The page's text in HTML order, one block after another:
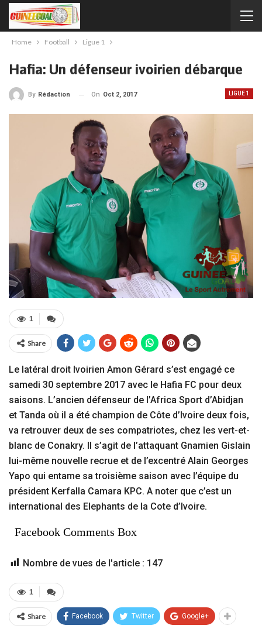
Home Football Ligue 1
Hafia: Un défenseur ivoirien débarque
LIGUE 1
By Rédaction On Oct 2, 2017
1
Share
Le latéral droit Ivoirien Amon Gérard s’est engagé ce
samedi 30 septembre 2017 avec le Hafia FC pour deux
saisons. L’ancien défenseur de l’Africa Sport d’Abidjan
et Tanda où il a été champion de Côte d’Ivoire deux fois,
va retrouver deux de ses compatriotes, chez les vert-et-
blanc de Conakry. Il s’agit de l’attaquant Gnamien Gislain
lui-même nouvelle recrue et de l’excentré Alain Georges
Yapo qui entame sa troisième saison avec l’équipe du
président Kerfalla Camara KPC. A noter que c’est un
international des Elephants de la Cote d’Ivoire.
Facebook Comments Box
Nombre de vues de l'article : 147
1
Share Facebook Twitter Google+